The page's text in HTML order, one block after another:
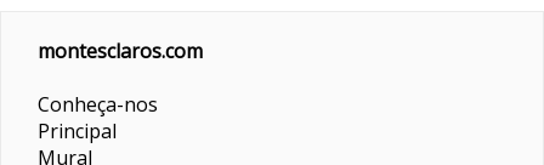
montesclaros.com
Conheça-nos
Principal
Mural